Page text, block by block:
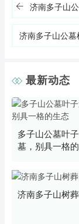
济南多子山
济南多子山公
最新动态
多子山公墓叶
墓，别具一格
济南多子山树